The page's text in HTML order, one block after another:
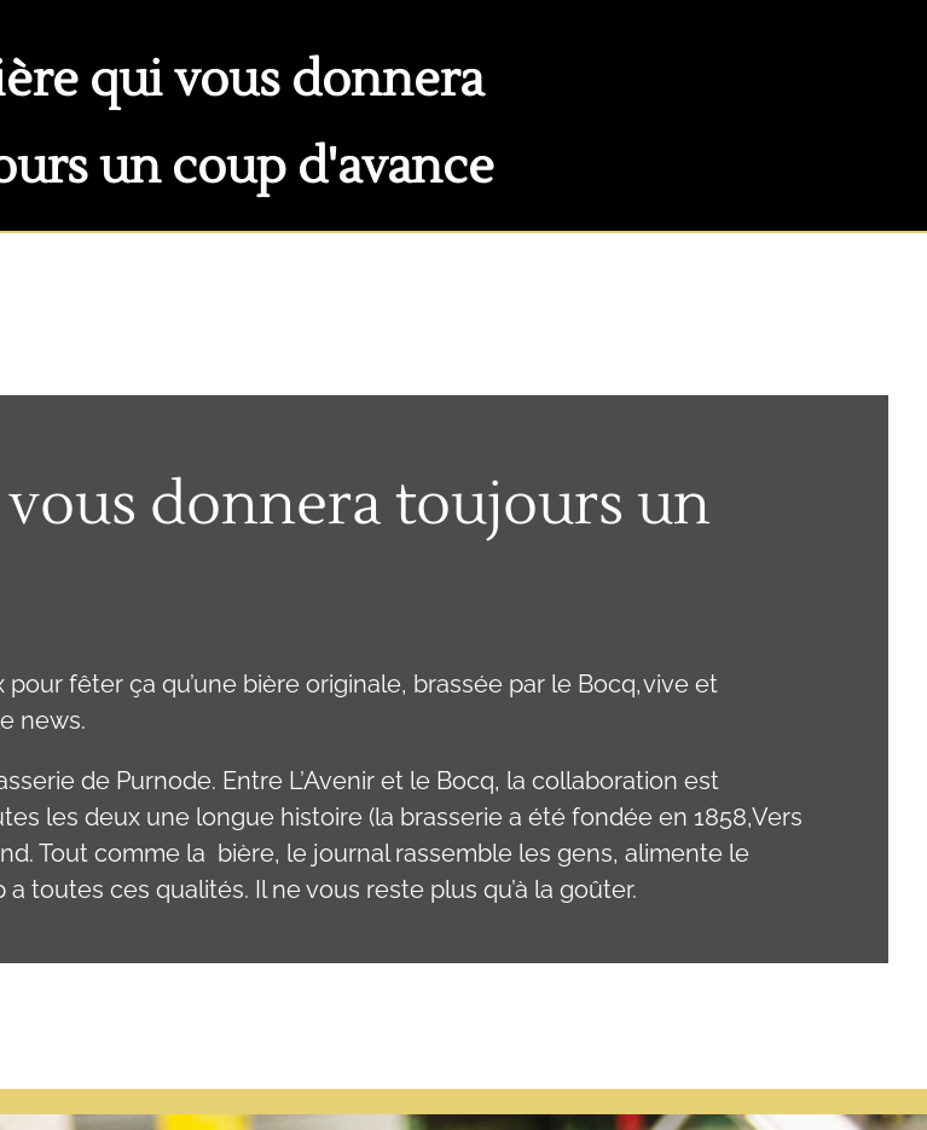
qui vous donnera
un coup d'avance
donnera toujours un
pour fêter ça qu’une bière originale, brassée par le Bocq, vive et
news.
de Purnode. Entre L’Avenir et le Bocq, la collaboration est
les deux une longue histoire (la brasserie a été fondée en 1858,Vers
Tout comme la bière, le journal rassemble les gens, alimente le
toutes ces qualités. Il ne vous reste plus qu’à la goûter.